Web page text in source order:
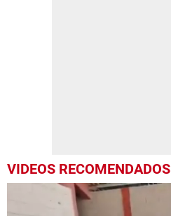
VIDEOS RECOMENDADOS